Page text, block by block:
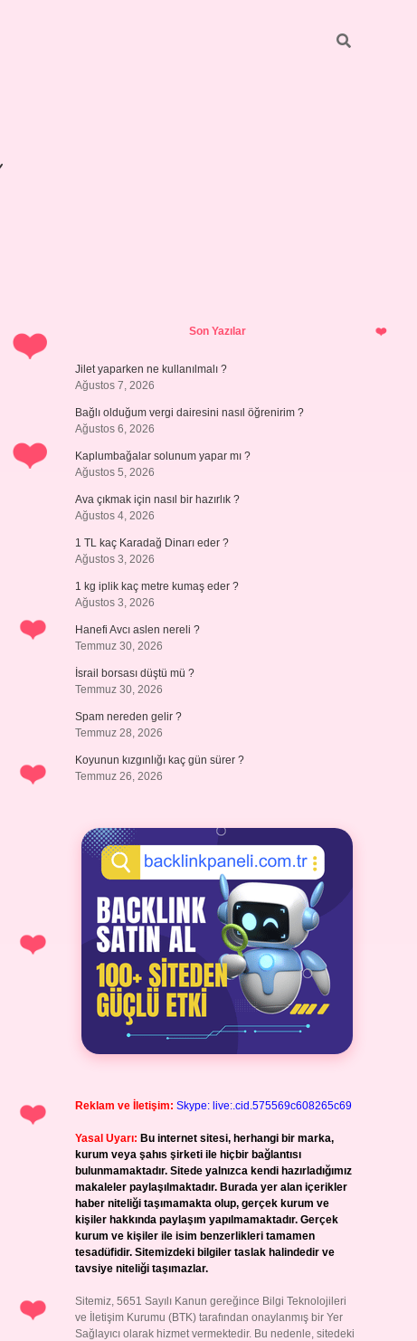
SidebarSon Yazılar
Jilet yaparken ne kullanılmalı ?
Ağustos 7, 2026
Bağlı olduğum vergi dairesini nasıl öğrenirim ?
Ağustos 6, 2026
Kaplumbağalar solunum yapar mı ?
Ağustos 5, 2026
Ava çıkmak için nasıl bir hazırlık ?
Ağustos 4, 2026
1 TL kaç Karadağ Dinarı eder ?
Ağustos 3, 2026
1 kg iplik kaç metre kumaş eder ?
Ağustos 3, 2026
Hanefi Avcı aslen nereli ?
Temmuz 30, 2026
İsrail borsası düştü mü ?
Temmuz 30, 2026
Spam nereden gelir ?
Temmuz 28, 2026
Koyunun kızgınlığı kaç gün sürer ?
Temmuz 26, 2026
Reklam ve İletişim: Skype: live:.cid.575569c608265c69
Yasal Uyarı: Bu internet sitesi, herhangi bir marka,
kurum veya şahıs şirketi ile hiçbir bağlantısı
bulunmamaktadır. Sitede yalnızca kendi hazırladığımız
makaleler paylaşılmaktadır. Burada yer alan içerikler
haber niteliği taşımamakta olup, gerçek kurum ve
kişiler hakkında paylaşım yapılmamaktadır. Gerçek
kurum ve kişiler ile isim benzerlikleri tamamen
tesadüfidir. Sitemizdeki bilgiler taslak halindedir ve
tavsiye niteliği taşımazlar.
Sitemiz, 5651 Sayılı Kanun gereğince Bilgi Teknolojileri
ve İletişim Kurumu (BTK) tarafından onaylanmış bir Yer
Sağlayıcı olarak hizmet vermektedir. Bu nedenle, sitedeki